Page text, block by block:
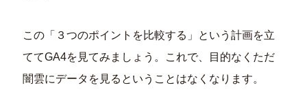
この「３つのポイントを比較する」という計画を立
ててGA4を見てみましょう。これで、目的なくただ
闇雲にデータを見るということはなくなります。